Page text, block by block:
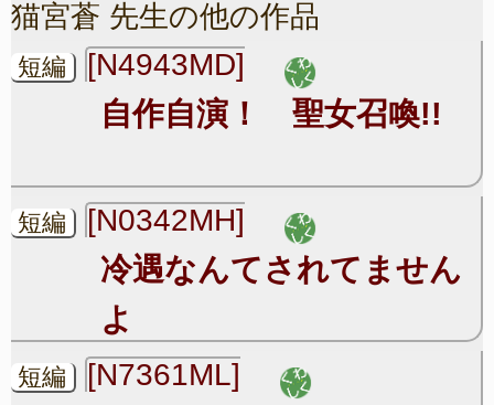
猫宮蒼 先生の他の作品
短編 [N4943MD]
自作自演！ 聖女召喚!!
短編 [N0342MH]
冷遇なんてされてません
よ
短編 [N7361ML]